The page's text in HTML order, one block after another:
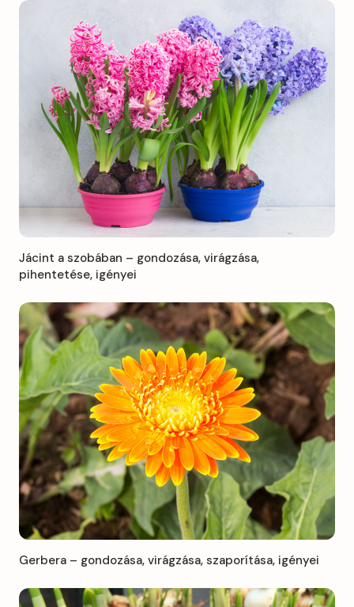
Jácint a szobában – gondozása, virágzása,
pihentetése, igényei
Gerbera – gondozása, virágzása, szaporítása, igényei